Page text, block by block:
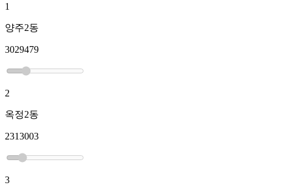
1
양주2동
3029479
2
옥정2동
2313003
3